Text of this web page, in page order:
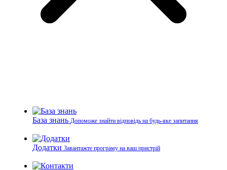
База знань Допоможе знайти відповідь на будь-яке запитання
Додатки Завантажте програму на ваш пристрій